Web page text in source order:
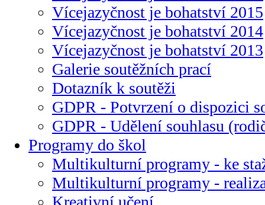
Vícejazyčnost je bohatství 2015
Vícejazyčnost je bohatství 2014
Vícejazyčnost je bohatství 2013
Galerie soutěžních prací
Dotazník k soutěži
GDPR - Potvrzení o dispozici
GDPR - Udělení souhlasu
Programy do škol
Multikulturní programy - ke
Multikulturní programy -